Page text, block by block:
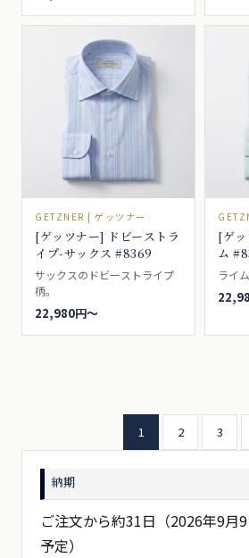
GETZNER | ゲッツナー
[ゲッツナー] ドビーストラ
イプ-サックス #8369
サックスのドビーストライプ
柄。
22,980円〜
[ゲ
ム
ライ
投
稿
の
ペ
1 2 3
納期
ご注文から約31日（2026年9月
予定）